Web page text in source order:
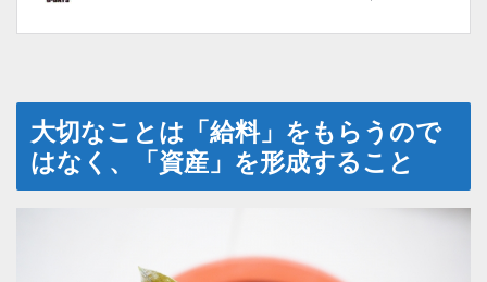
大切なことは「給料」をもらうので
はなく、「資産」を形成すること